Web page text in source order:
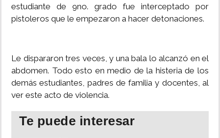
estudiante de 9no. grado fue interceptado por
pistoleros que le empezaron a hacer detonaciones.
Le dispararon tres veces, y una bala lo alcanzó en el
abdomen. Todo esto en medio de la histeria de los
demás estudiantes, padres de familia y docentes, al
ver este acto de violencia.
Te puede interesar